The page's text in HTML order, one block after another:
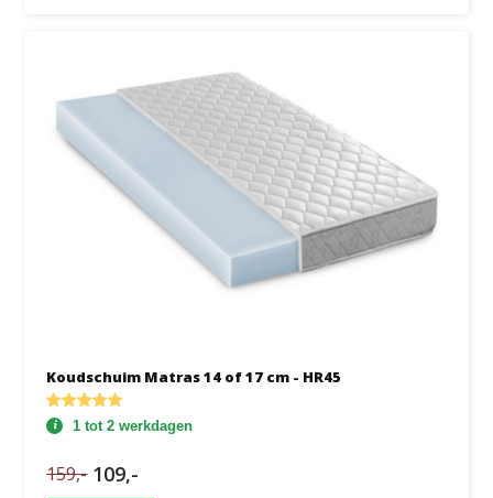
Koudschuim Matras 14 of 17 cm - HR45
1 tot 2 werkdagen
159,- 109,-